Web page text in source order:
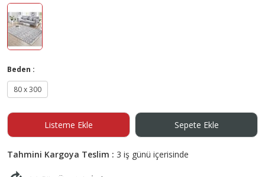
Beden :
80 x 300
Listeme Ekle Sepete Ekle
Tahmini Kargoya Teslim : 3 iş günü içerisinde